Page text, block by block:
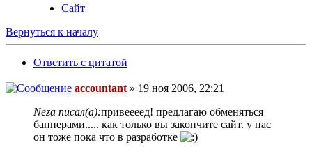
Сайт
Вернуться к началу
Ответить с цитатой
accountant » 19 ноя 2006, 22:21
Neza писал(а):привеееед! предлагаю обменяться
баннерами..... как только вы закончите сайт. у нас
он тоже пока что в разработке